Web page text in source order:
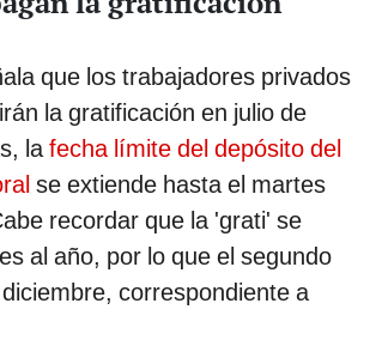
que los trabajadores privados
la gratificación en julio de
lafecha límite del depósito del
se extiende hasta el martes
recordar que la 'grati' se
al año, por lo que el segundo
correspondiente a